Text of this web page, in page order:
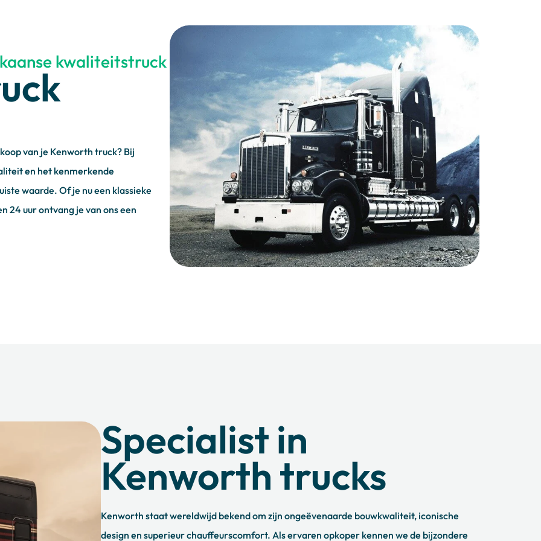
kwaliteitstruck
van je Kenworth truck? Bij
en het kenmerkende
waarde. Of je nu een klassieke
24 uur ontvang je van ons een
Specialist in
Kenworth trucks
Kenworth staat wereldwijd bekend om zijn ongeëvenaarde bouwkwaliteit, iconische
design en superieur chauffeurscomfort. Als ervaren opkoper kennen we de bijzondere